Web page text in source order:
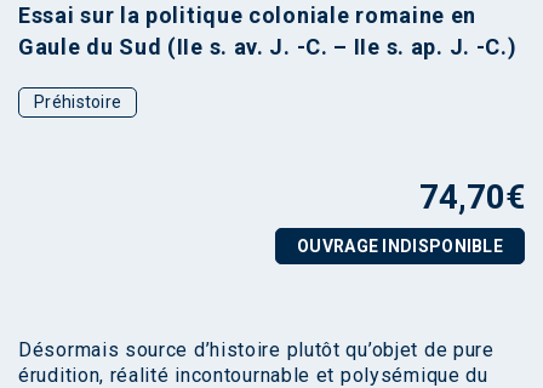
Essai sur la politique coloniale romaine en
Gaule du Sud (IIe s. av. J. -C. – IIe s. ap. J. -C.)
Préhistoire
74,70€
OUVRAGE INDISPONIBLE
Désormais source d’histoire plutôt qu’objet de pure
érudition, réalité incontournable et polysémique du